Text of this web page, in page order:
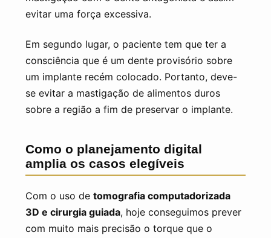
evitar uma força excessiva.
Em segundo lugar, o paciente tem que ter a
consciência que é um dente provisório sobre
um implante recém colocado. Portanto, deve-
se evitar a mastigação de alimentos duros
sobre a região a fim de preservar o implante.
Como o planejamento digital
amplia os casos elegíveis
Com o uso de tomografia computadorizada
3D e cirurgia guiada, hoje conseguimos prever
com muito mais precisão o torque que o